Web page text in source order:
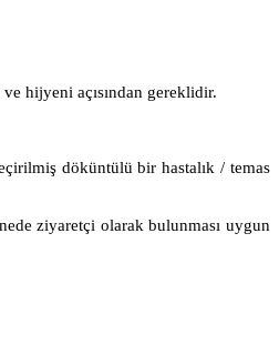
hijyeni açısından gereklidir.
döküntülü bir hastalık / temas
ziyaretçi olarak bulunması uygun